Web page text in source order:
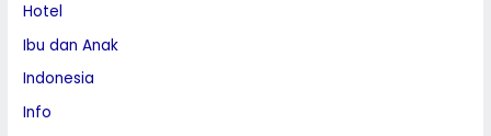
Hotel
Ibu dan Anak
Indonesia
Info